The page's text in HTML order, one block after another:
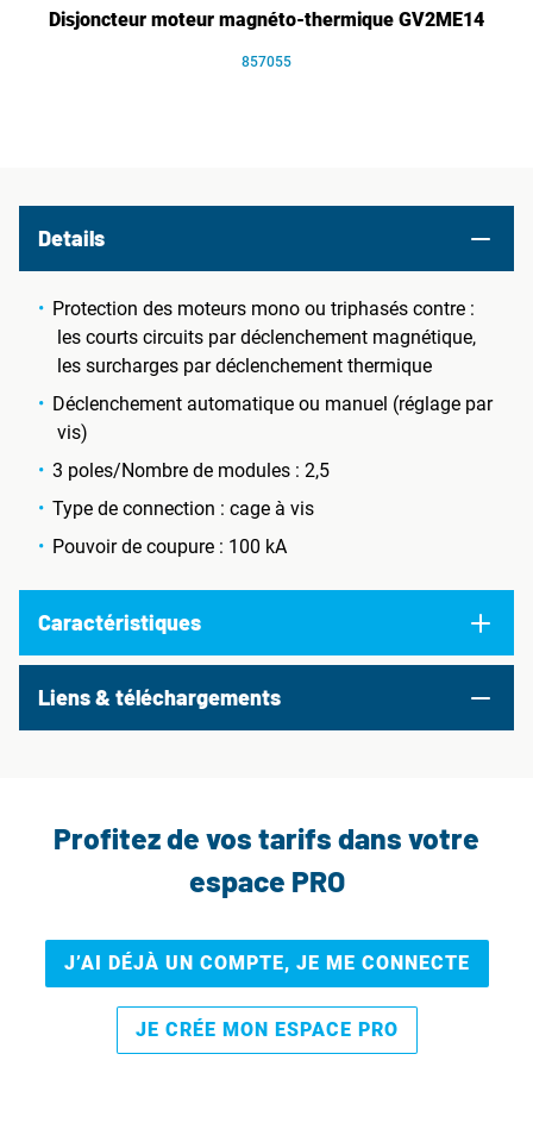
Disjoncteur moteur magnéto-thermique GV2ME14
857055
Details
Protection des moteurs mono ou triphasés contre :
les courts circuits par déclenchement magnétique,
les surcharges par déclenchement thermique
Déclenchement automatique ou manuel (réglage par
vis)
3 poles/Nombre de modules : 2,5
Type de connection : cage à vis
Pouvoir de coupure : 100 kA
Caractéristiques
Liens & téléchargements
Profitez de vos tarifs dans votre
espace PRO
J’AI DÉJÀ UN COMPTE, JE ME CONNECTE
JE CRÉE MON ESPACE PRO